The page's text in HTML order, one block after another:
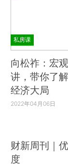
私房课
向松祚：宏
讲，带你了
经济大局
2022年04月06日
财新周刊｜
度